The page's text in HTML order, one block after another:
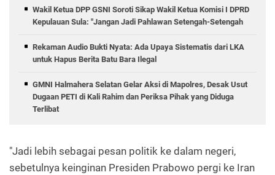
Wakil Ketua DPP GSNI Soroti Sikap Wakil Ketua Komisi I DPRD
Kepulauan Sula: "Jangan Jadi Pahlawan Setengah-Setengah
Rekaman Audio Bukti Nyata: Ada Upaya Sistematis dari LKA
untuk Hapus Berita Batu Bara Ilegal
GMNI Halmahera Selatan Gelar Aksi di Mapolres, Desak Usut
Dugaan PETI di Kali Rahim dan Periksa Pihak yang Diduga
Terlibat
"Jadi lebih sebagai pesan politik ke dalam negeri,
sebetulnya keinginan Presiden Prabowo pergi ke Iran